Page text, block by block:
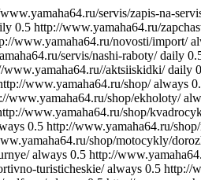
servis/zapis-na-
0.5 http://www.yamaha64.ru/
www.yamaha64.ru/novosti/import/
servis/nashi-raboty/ daily
www.yamaha64.ru//aktsiiskidki/ daily
www.yamaha64.ru/shop/ always
www.yamaha64.ru/shop/ekholoty/
www.yamaha64.ru/shop/
0.5 http://www.yamaha64.ru/
shop/motocykly/
always 0.5 http://
turisticheskie/ always 0.5 http://